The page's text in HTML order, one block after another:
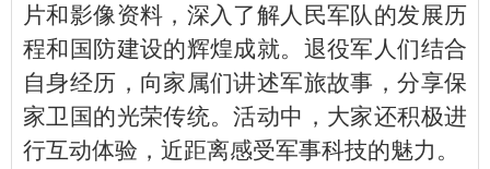
片和影像资料，深入了解人民军队的发展历
程和国防建设的辉煌成就。退役军人们结合
自身经历，向家属们讲述军旅故事，分享保
家卫国的光荣传统。活动中，大家还积极进
行互动体验，近距离感受军事科技的魅力。